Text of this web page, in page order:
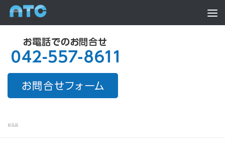
Skip to content
目玉品